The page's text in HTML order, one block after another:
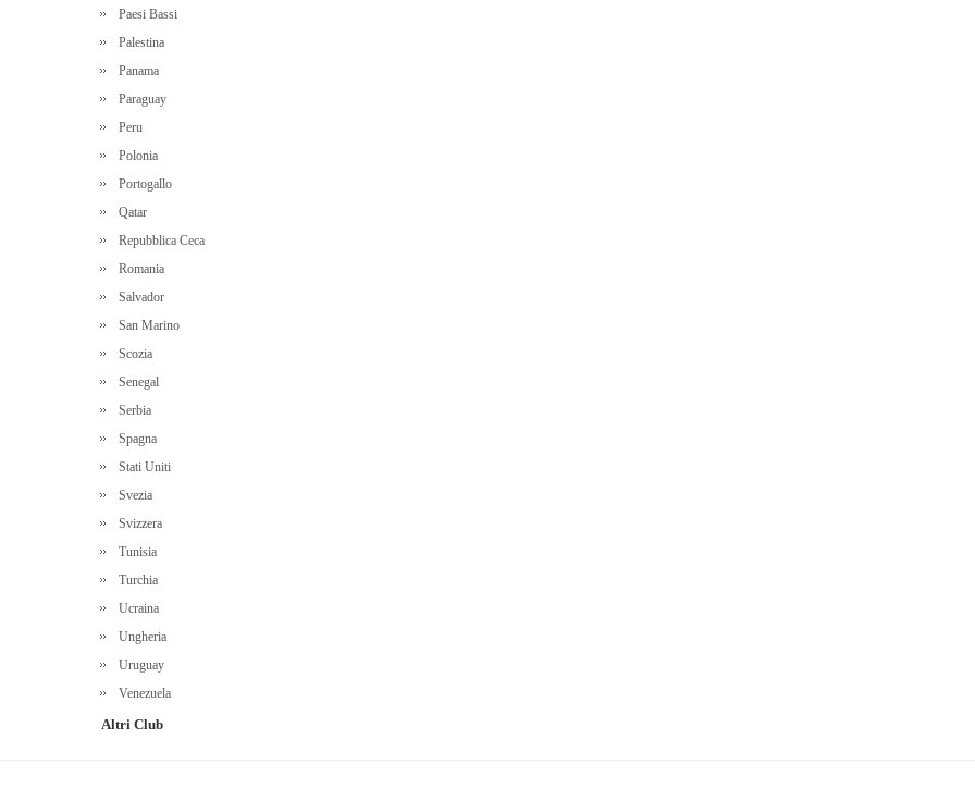
Paesi Bassi
Palestina
Panama
Paraguay
Peru
Polonia
Portogallo
Qatar
Repubblica Ceca
Romania
Salvador
San Marino
Scozia
Senegal
Serbia
Spagna
Stati Uniti
Svezia
Svizzera
Tunisia
Turchia
Ucraina
Ungheria
Uruguay
Venezuela
Altri Club